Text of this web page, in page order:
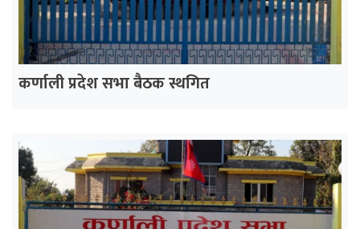
कर्णाली प्रदेश सभा बैठक स्थगित